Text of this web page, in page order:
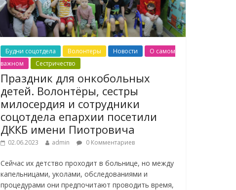
Будни соцотдела Волонтеры Новости
О самом
важном
Сестричество
Праздник для онкобольных
детей. Волонтёры, сестры
милосердия и сотрудники
соцотдела епархии посетили
ДККБ имени Пиотровича
02.06.2023 admin 0 Комментариев
Сейчас их детство проходит в больнице, но между
капельницами, уколами, обследованиями и
процедурами они предпочитают проводить время,